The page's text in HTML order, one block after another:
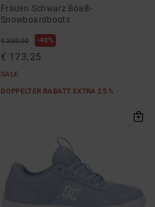
Frauen Schwarz Boa®-
Snowboardboots
€ 330,00 48%
€ 173,25
SALE
DOPPELTER RABATT EXTRA 25 %